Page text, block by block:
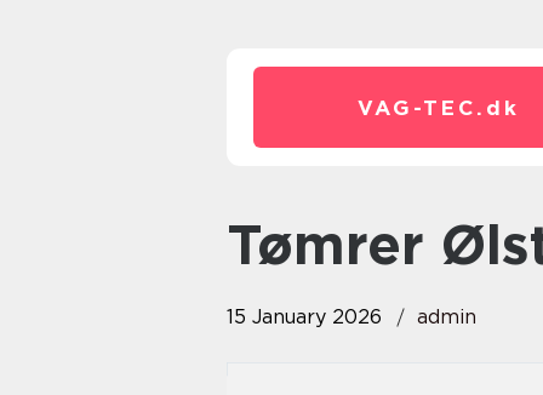
VAG-TEC. dk
Tømrer
15 January 2026 admin